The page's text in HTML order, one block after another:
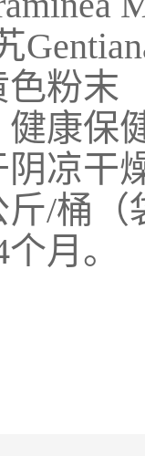
色粉末
健康
阴凉
斤/桶（
月。